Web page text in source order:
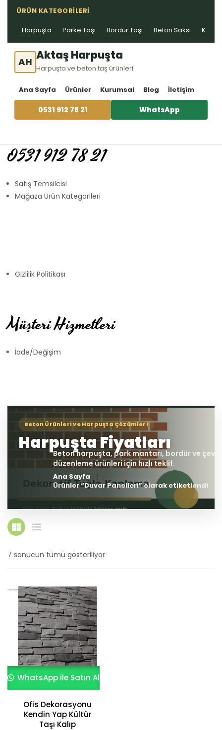
ÜRÜN KATEGORILERI
Harpuşta Parke Taşı Bordür Taşı Beton Saksı Kablo
AH Aktaş Harpuşta
Harpuşta ve beton taş ürünleri
Ana Sayfa Ürünler Kurumsal Blog İletişim
0531 912 78 21 WhatsApp
0531 912 78 21
Satış Temsilcisi
Mağaza Ürün Kategorileri
Gizlilik Politikası
Müşteri Hizmetleri
İade/Değişim
Ana Sayfa
Ürünler “Duvar Panelleri” olarak etiketlendi
7 sonucun tümü gösteriliyor
WhatsApp ile Satın Al
Ofis Dekorasyonu
Kendin Yap Kültür
Taşı Kalıp